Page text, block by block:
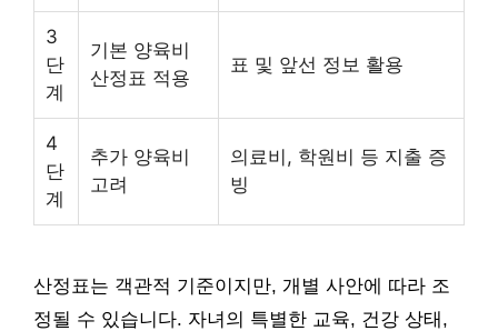
3
단
계
기본 양육비
산정표 적용
표 및 앞선 정보 활용
4
단
계
추가 양육비
고려
의료비, 학원비 등 지출 증
빙
산정표는 객관적 기준이지만, 개별 사안에 따라 조
정될 수 있습니다. 자녀의 특별한 교육, 건강 상태,